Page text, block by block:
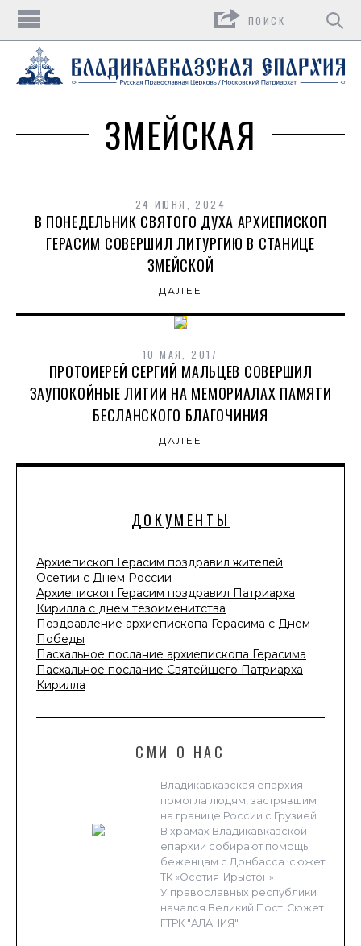
ДОКУМЕНТЫ
Архиепископ Герасим поздравил жителей
Осетии с Днем России
Архиепископ Герасим поздравил Патриарха
Кирилла с днем тезоименитства
Поздравление архиепископа Герасима с Днем
Победы
Пасхальное послание архиепископа Герасима
Пасхальное послание Святейшего Патриарха
Кирилла
СМИ О НАС
Владикавказская епархия
помогла людям, застрявшим
на границе России с Грузией
В храмах Владикавказской
епархии собирают помощь
беженцам с Донбасса. сюжет
ТК «Осетия-Ирыстон»
У православных республики
начался Великий Пост. Сюжет
ГТРК "АЛАНИЯ"
ЗМЕЙСКАЯ
24 ИЮНЯ, 2024
В ПОНЕДЕЛЬНИК СВЯТОГО ДУХА АРХИЕПИСКОП
ГЕРАСИМ СОВЕРШИЛ ЛИТУРГИЮ В СТАНИЦЕ
ЗМЕЙСКОЙ
ДАЛЕЕ
10 МАЯ, 2017
ПРОТОИЕРЕЙ СЕРГИЙ МАЛЬЦЕВ СОВЕРШИЛ
ЗАУПОКОЙНЫЕ ЛИТИИ НА МЕМОРИАЛАХ ПАМЯТИ
БЕСЛАНСКОГО БЛАГОЧИНИЯ
ДАЛЕЕ